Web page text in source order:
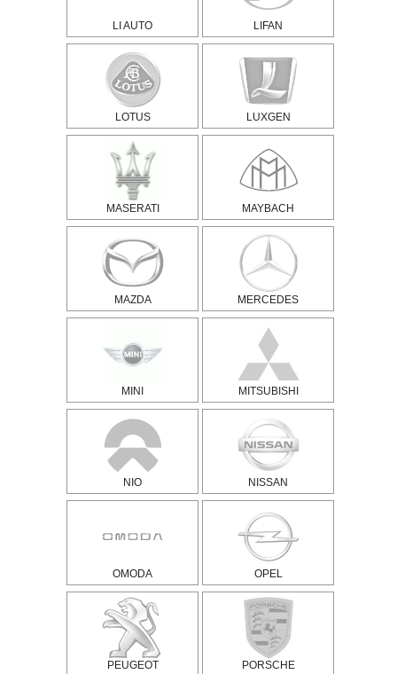
LI AUTO LIFAN
LOTUS LUXGEN
MASERATI MAYBACH
MAZDA MERCEDES
MINI MITSUBISHI
NIO NISSAN
OMODA OPEL
PEUGEOT PORSCHE